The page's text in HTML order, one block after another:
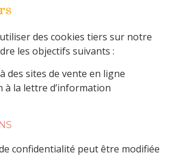
des cookies tiers sur notre
les objectifs suivants :
des sites de vente en ligne
à la lettre d’information
confidentialité peut être modifiée